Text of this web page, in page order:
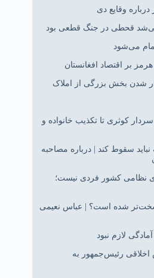
وقایع دی
قحطی در جنگ قطعی بود
می‌شود
بر اقتصاد افغانستان
شدن بخش بزرگی از املاک
کوثری تا تکذیب خانواده و
سقوط کند | درباره مصاحبه
نظامی کشور فردی نیست؛
سخت‌تر شده است؟ | عباس نعیمی
رئیس‌جمهور به